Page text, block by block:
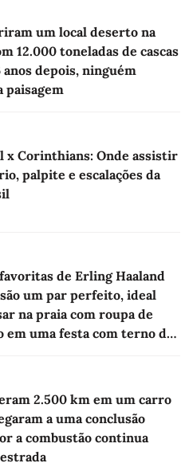
um local deserto na
12.000 toneladas de cascas
anos depois, ninguém
paisagem
x Corinthians: Onde assistir
palpite e escalações da
de Erling Haaland
um par perfeito, ideal
na praia com roupa de
em uma festa com terno de
2.500 km em um carro
a uma conclusão
a combustão continua